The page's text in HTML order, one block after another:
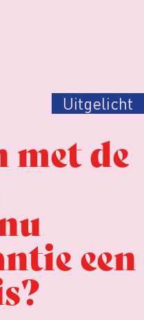
Uitgelicht
met de
een